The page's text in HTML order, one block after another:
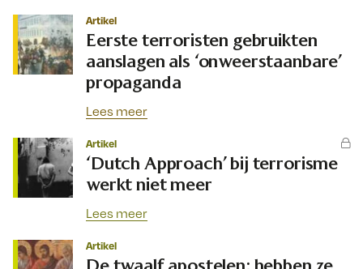
Artikel
Eerste terroristen gebruikten
aanslagen als ‘onweerstaanbare’
propaganda
Lees meer
Artikel
‘Dutch Approach’ bij terrorisme
werkt niet meer
Lees meer
Artikel
De twaalf apostelen: hebben ze